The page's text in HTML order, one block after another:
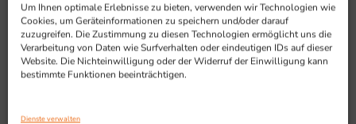
Um Ihnen optimale Erlebnisse zu bieten, verwenden wir Technologien wie
Cookies, um Geräteinformationen zu speichern und/oder darauf
zuzugreifen. Die Zustimmung zu diesen Technologien ermöglicht uns die
Verarbeitung von Daten wie Surfverhalten oder eindeutigen IDs auf dieser
Website. Die Nichteinwilligung oder der Widerruf der Einwilligung kann
bestimmte Funktionen beeinträchtigen.
Dienste verwalten